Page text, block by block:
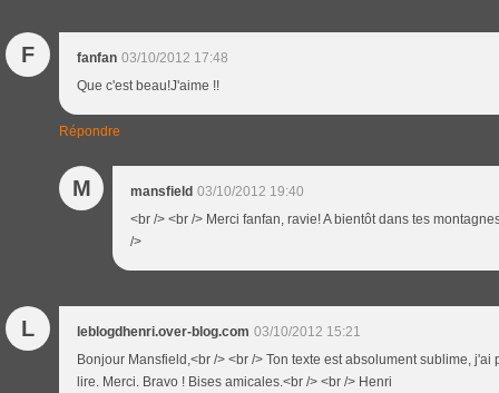
F fanfan 03/10/2012 17:48
Que c'est beau!J'aime !!
Répondre
M mansfield 03/10/2012 19:40
<br /> <br /> Merci fanfan, ravie! A bientôt dans tes
/>
L leblogdhenri.over-blog.com 03/10/2012 15:21
Bonjour Mansfield,<br /> <br /> Ton texte est absolument sublime,
lire. Merci. Bravo ! Bises amicales.<br /> <br /> Henri